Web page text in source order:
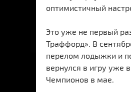
оптимистичный
Это уже не первый
Траффорд». В
перелом лодыжки и
вернулся в игру уже
Чемпионов в мае.